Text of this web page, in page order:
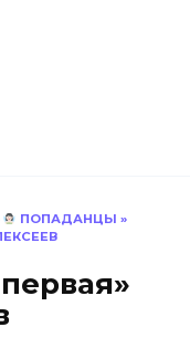
ПОПАДАНЦЫ »